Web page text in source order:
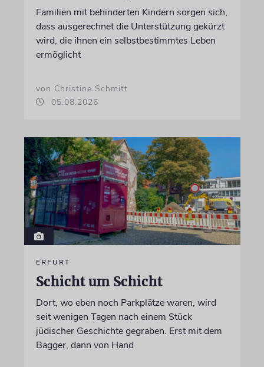
Familien mit behinderten Kindern sorgen sich,
dass ausgerechnet die Unterstützung gekürzt
wird, die ihnen ein selbstbestimmtes Leben
ermöglicht
von Christine Schmitt
05.08.2026
ERFURT
Schicht um Schicht
Dort, wo eben noch Parkplätze waren, wird
seit wenigen Tagen nach einem Stück
jüdischer Geschichte gegraben. Erst mit dem
Bagger, dann von Hand